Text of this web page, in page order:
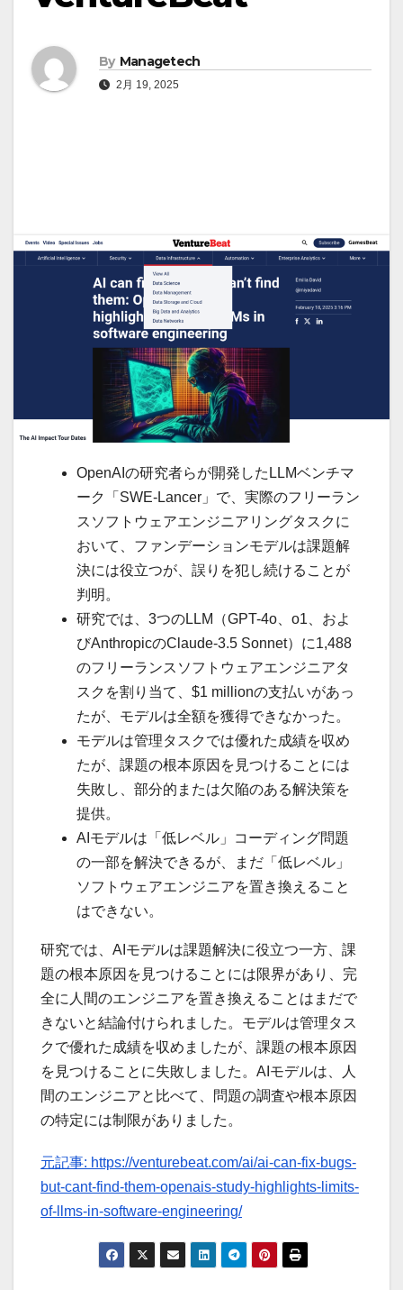
By Managetech
2月 19, 2025
OpenAIの研究者らが開発したLLMベンチマ
ーク「SWE-Lancer」で、実際のフリーラン
スソフトウェアエンジニアリングタスクに
おいて、ファンデーションモデルは課題解
決には役立つが、誤りを犯し続けることが
判明。
研究では、3つのLLM（GPT-4o、o1、およ
びAnthropicのClaude-3.5 Sonnet）に1,488
のフリーランスソフトウェアエンジニアタ
スクを割り当て、$1 millionの支払いがあっ
たが、モデルは全額を獲得できなかった。
モデルは管理タスクでは優れた成績を収め
たが、課題の根本原因を見つけることには
失敗し、部分的または欠陥のある解決策を
提供。
AIモデルは「低レベル」コーディング問題
の一部を解決できるが、まだ「低レベル」
ソフトウェアエンジニアを置き換えること
はできない。
研究では、AIモデルは課題解決に役立つ一方、課
題の根本原因を見つけることには限界があり、完
全に人間のエンジニアを置き換えることはまだで
きないと結論付けられました。モデルは管理タス
クで優れた成績を収めましたが、課題の根本原因
を見つけることに失敗しました。AIモデルは、人
間のエンジニアと比べて、問題の調査や根本原因
の特定には制限がありました。
元記事: https://venturebeat.com/ai/ai-can-fix-bugs-
but-cant-find-them-openais-study-highlights-limits-
of-llms-in-software-engineering/